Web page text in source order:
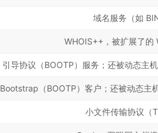
域名服务（如
WHOIS++，被扩展了的
引导协议（BOOTP）服务；还被动态主
Bootstrap（BOOTP）客户；还被动态主
小文件传输协议（